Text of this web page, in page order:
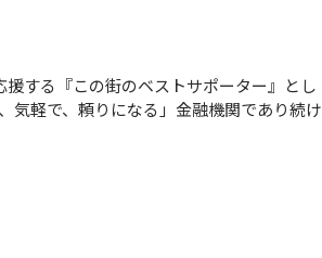
する『この街のベストサポーター』とし
気軽で、頼りになる」金融機関であり続け